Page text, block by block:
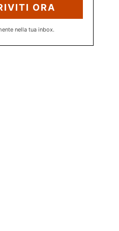
ORA
nella tua inbox.